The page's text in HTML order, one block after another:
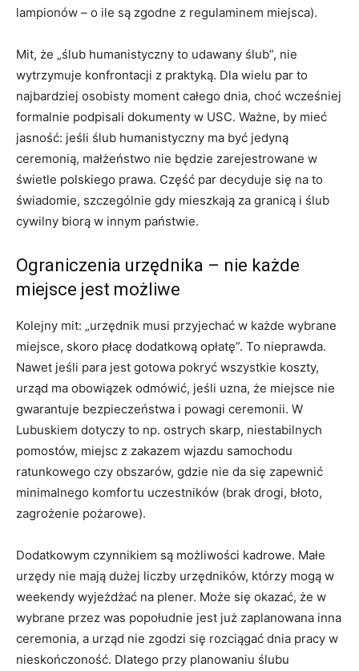
lampionów – o ile są zgodne z regulaminem miejsca).
Mit, że „ślub humanistyczny to udawany ślub”, nie
wytrzymuje konfrontacji z praktyką. Dla wielu par to
najbardziej osobisty moment całego dnia, choć wcześniej
formalnie podpisali dokumenty w USC. Ważne, by mieć
jasność: jeśli ślub humanistyczny ma być jedyną
ceremonią, małżeństwo nie będzie zarejestrowane w
świetle polskiego prawa. Część par decyduje się na to
świadomie, szczególnie gdy mieszkają za granicą i ślub
cywilny biorą w innym państwie.
Ograniczenia urzędnika – nie każde
miejsce jest możliwe
Kolejny mit: „urzędnik musi przyjechać w każde wybrane
miejsce, skoro płacę dodatkową opłatę”. To nieprawda.
Nawet jeśli para jest gotowa pokryć wszystkie koszty,
urząd ma obowiązek odmówić, jeśli uzna, że miejsce nie
gwarantuje bezpieczeństwa i powagi ceremonii. W
Lubuskiem dotyczy to np. ostrych skarp, niestabilnych
pomostów, miejsc z zakazem wjazdu samochodu
ratunkowego czy obszarów, gdzie nie da się zapewnić
minimalnego komfortu uczestników (brak drogi, błoto,
zagrożenie pożarowe).
Dodatkowym czynnikiem są możliwości kadrowe. Małe
urzędy nie mają dużej liczby urzędników, którzy mogą w
weekendy wyjeżdżać na plener. Może się okazać, że w
wybrane przez was popołudnie jest już zaplanowana inna
ceremonia, a urząd nie zgodzi się rozciągać dnia pracy w
nieskończoność. Dlatego przy planowaniu ślubu